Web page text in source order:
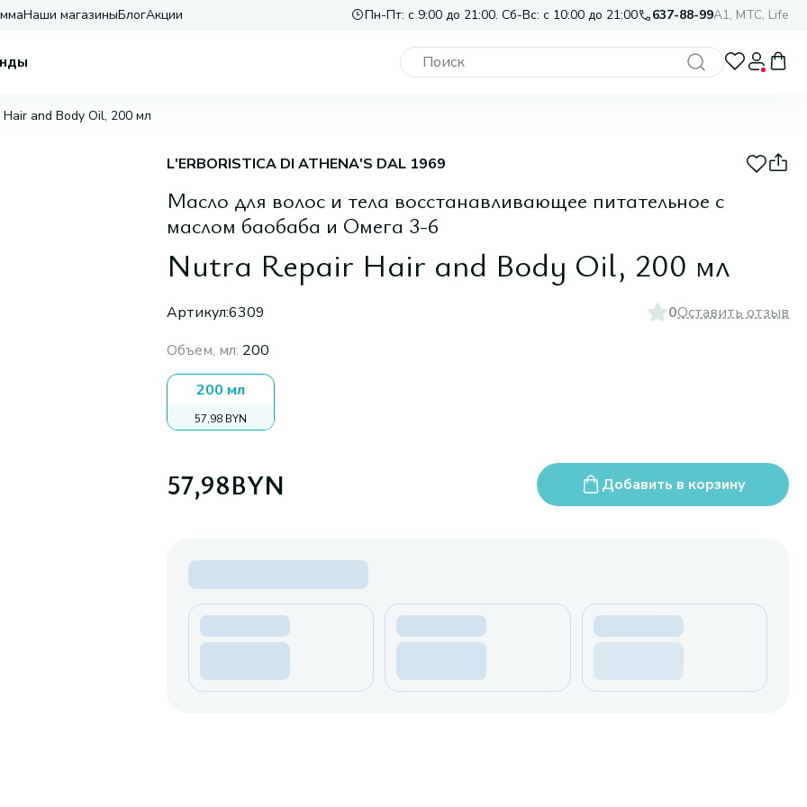
Наши магазиныБлогАкции Пн-Пт: с 9:00 до 21:00. Сб-Вс: с 10:00 до 21:00 637-88-99A1, МТС, Life
and Body Oil, 200 мл
L'ERBORISTICA DI ATHENA'S DAL 1969
Масло для волос и тела восстанавливающее питательное с
маслом баобаба и Омега 3-6
Nutra Repair Hair and Body Oil, 200 мл
Артикул:6309 0Оставить отзыв
Объем, мл: 200
200 мл
57,98 BYN
57,98BYN Добавить в корзину